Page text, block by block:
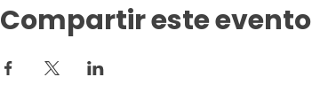
Compartir este evento